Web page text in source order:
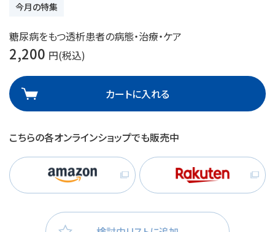
今月の特集
糖尿病をもつ透析患者の病態・治療・ケア
2,200 円(税込)
カートに入れる
こちらの各オンラインショップでも販売中